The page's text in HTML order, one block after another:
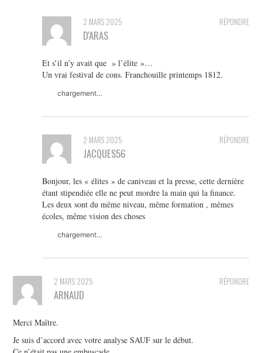
RÉPONDRE
2 MARS 2025
D'ARAS
Et s’il n’y avait que » l’élite »…
Un vrai festival de cons. Franchouille printemps 1812.
chargement…
RÉPONDRE
2 MARS 2025
JACQUES56
Bonjour, les « élites » de caniveau et la presse, cette dernière
étant stipendiée elle ne peut mordre la main qui la finance.
Les deux sont du même niveau, même formation , mêmes
écoles, même vision des choses
chargement…
RÉPONDRE
2 MARS 2025
ARNAUD
Merci Maître.
Je suis d’accord avec votre analyse SAUF sur le début.